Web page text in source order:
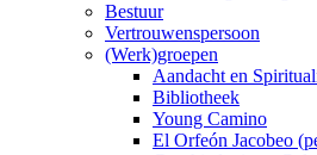
Bestuur
Vertrouwenspersoon
(Werk)groepen
Aandacht en
Bibliotheek
Young Camino
El Orfeón Jacobeo